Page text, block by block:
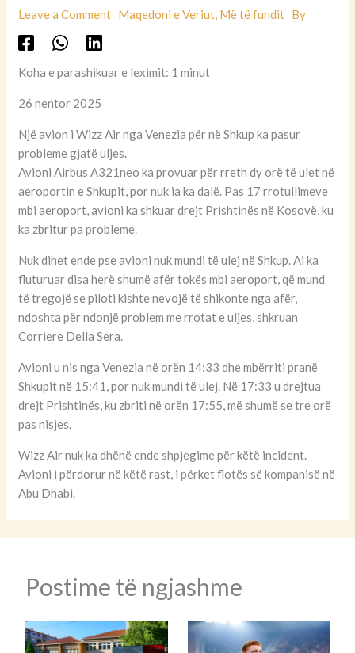
Leave a Comment Maqedoni e Veriut, Më të fundit By
Koha e parashikuar e leximit: 1 minut
26 nentor 2025
Një avion i Wizz Air nga Venezia për në Shkup ka pasur
probleme gjatë uljes.
Avioni Airbus A321neo ka provuar për rreth dy orë të ulet në
aeroportin e Shkupit, por nuk ia ka dalë. Pas 17 rrotullimeve
mbi aeroport, avioni ka shkuar drejt Prishtinës në Kosovë, ku
ka zbritur pa probleme.
Nuk dihet ende pse avioni nuk mundi të ulej në Shkup. Ai ka
fluturuar disa herë shumë afër tokës mbi aeroport, që mund
të tregojë se piloti kishte nevojë të shikonte nga afër,
ndoshta për ndonjë problem me rrotat e uljes, shkruan
Corriere Della Sera.
Avioni u nis nga Venezia në orën 14:33 dhe mbërriti pranë
Shkupit në 15:41, por nuk mundi të ulej. Në 17:33 u drejtua
drejt Prishtinës, ku zbriti në orën 17:55, më shumë se tre orë
pas nisjes.
Wizz Air nuk ka dhënë ende shpjegime për këtë incident.
Avioni i përdorur në këtë rast, i përket flotës së kompanisë në
Abu Dhabi.